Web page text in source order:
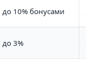
до 10% бонусами
до 3%